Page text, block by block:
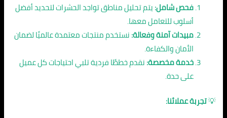
فحص شامل:يتم تحليل مناطق تواجد الحشرات لتحديد أفضل
أسلوب للتعامل معها.
مبيدات آمنة وفعالة:نستخدم منتجات معتمدة عالميًا لضمان
الأمان والكفاءة.
خدمة مخصصة:نقدم خططًا فردية تلبي احتياجات كل عميل
على حدة.
💡تجربة عملائنا: